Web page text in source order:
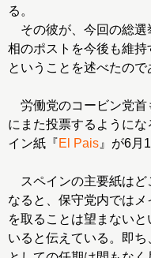
る。
その彼が、今回の総選
相のポストを今後も維
ということを述べたので
労働党のコービン党首
にまた投票するように
イン紙『El Pais 』が6月
スペインの主要紙はど
なると、保守党内では
を取ることは望まない
いると伝えている。即